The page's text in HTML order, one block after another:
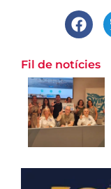
Fil de notícies